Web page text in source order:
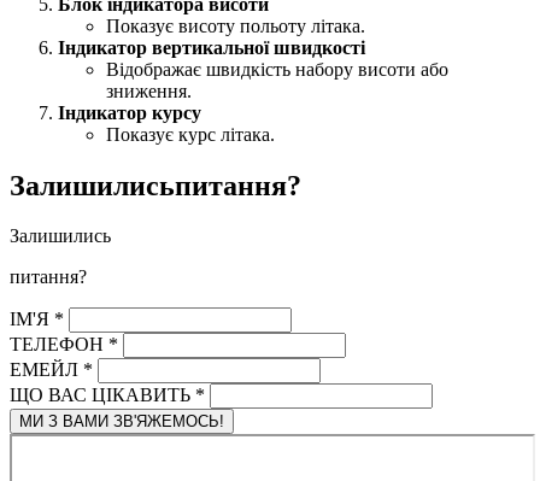
Показує висоту польоту літака.
Індикатор вертикальної швидкості
Відображає швидкість набору висоти або
зниження.
Індикатор курсу
Показує курс літака.
Залишилисьпитання?
Залишились
питання?
ІМ'Я *
ТЕЛЕФОН *
ЕМЕЙЛ *
ЩО ВАС ЦІКАВИТЬ *
МИ З ВАМИ ЗВ'ЯЖЕМОСЬ!